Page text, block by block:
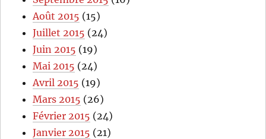
Août 2015 (15)
Juillet 2015 (24)
Juin 2015 (19)
Mai 2015 (24)
Avril 2015 (19)
Mars 2015 (26)
Février 2015 (24)
Janvier 2015 (21)